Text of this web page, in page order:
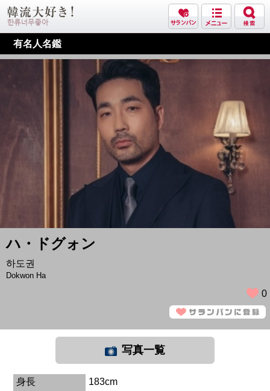
有名人名鑑
ハ・ドグォン
하도권
Dokwon Ha
0
写真一覧
身長
183cm